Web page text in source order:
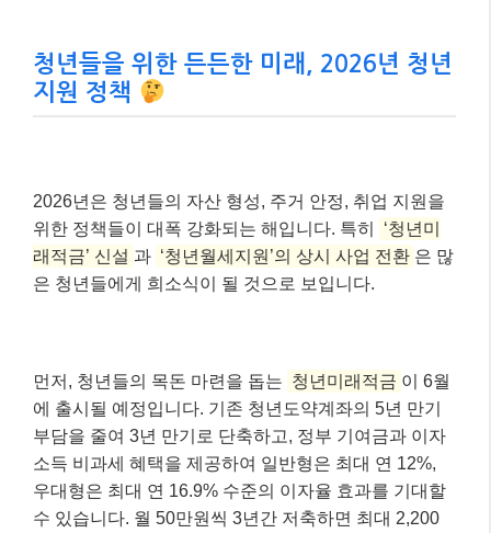
청년들을 위한 든든한 미래, 2026년 청년
지원 정책
2026년은 청년들의 자산 형성, 주거 안정, 취업 지원을
위한 정책들이 대폭 강화되는 해입니다. 특히
‘청년미
래적금’ 신설 과 ‘청년월세지원’의 상시 사업 전환 은 많
은 청년들에게 희소식이 될 것으로 보입니다.
먼저, 청년들의 목돈 마련을 돕는 청년미래적금 이 6월
에 출시될 예정입니다. 기존 청년도약계좌의 5년 만기
부담을 줄여 3년 만기로 단축하고, 정부 기여금과 이자
소득 비과세 혜택을 제공하여 일반형은 최대 연 12%,
우대형은 최대 연 16.9% 수준의 이자율 효과를 기대할
수 있습니다. 월 50만원씩 3년간 저축하면 최대 2,200